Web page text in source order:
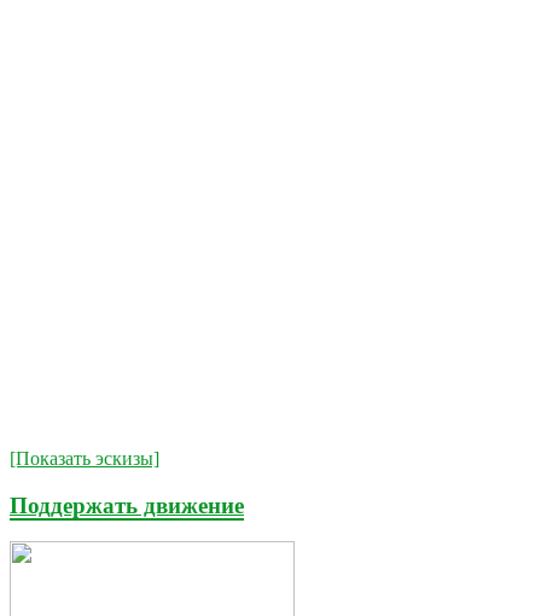
[Показать эскизы]
Поддержать движение